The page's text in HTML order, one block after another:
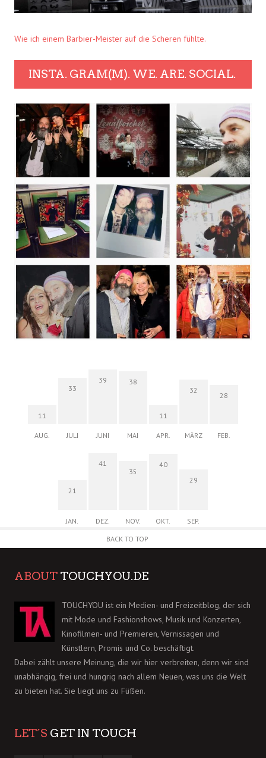
Wie ich einem Barbier-Meister auf die Scheren fühlte.
INSTA. GRAM(M). WE. ARE. SOCIAL.
11
AUG.
33
JULI
39
JUNI
38
MAI
11
APR.
32
MÄRZ
28
FEB.
21
JAN.
41
DEZ.
35
NOV.
40
OKT.
29
SEP.
BACK TO TOP
ABOUT TOUCHYOU.DE
TOUCHYOU ist ein Medien- und Freizeitblog, der sich
mit Mode und Fashionshows, Musik und Konzerten,
Kinofilmen- und Premieren, Vernissagen und
Künstlern, Promis und Co. beschäftigt.
Dabei zählt unsere Meinung, die wir hier verbreiten, denn wir sind
unabhängig, frei und hungrig nach allem Neuen, was uns die Welt
zu bieten hat. Sie liegt uns zu Füßen.
LET´S GET IN TOUCH